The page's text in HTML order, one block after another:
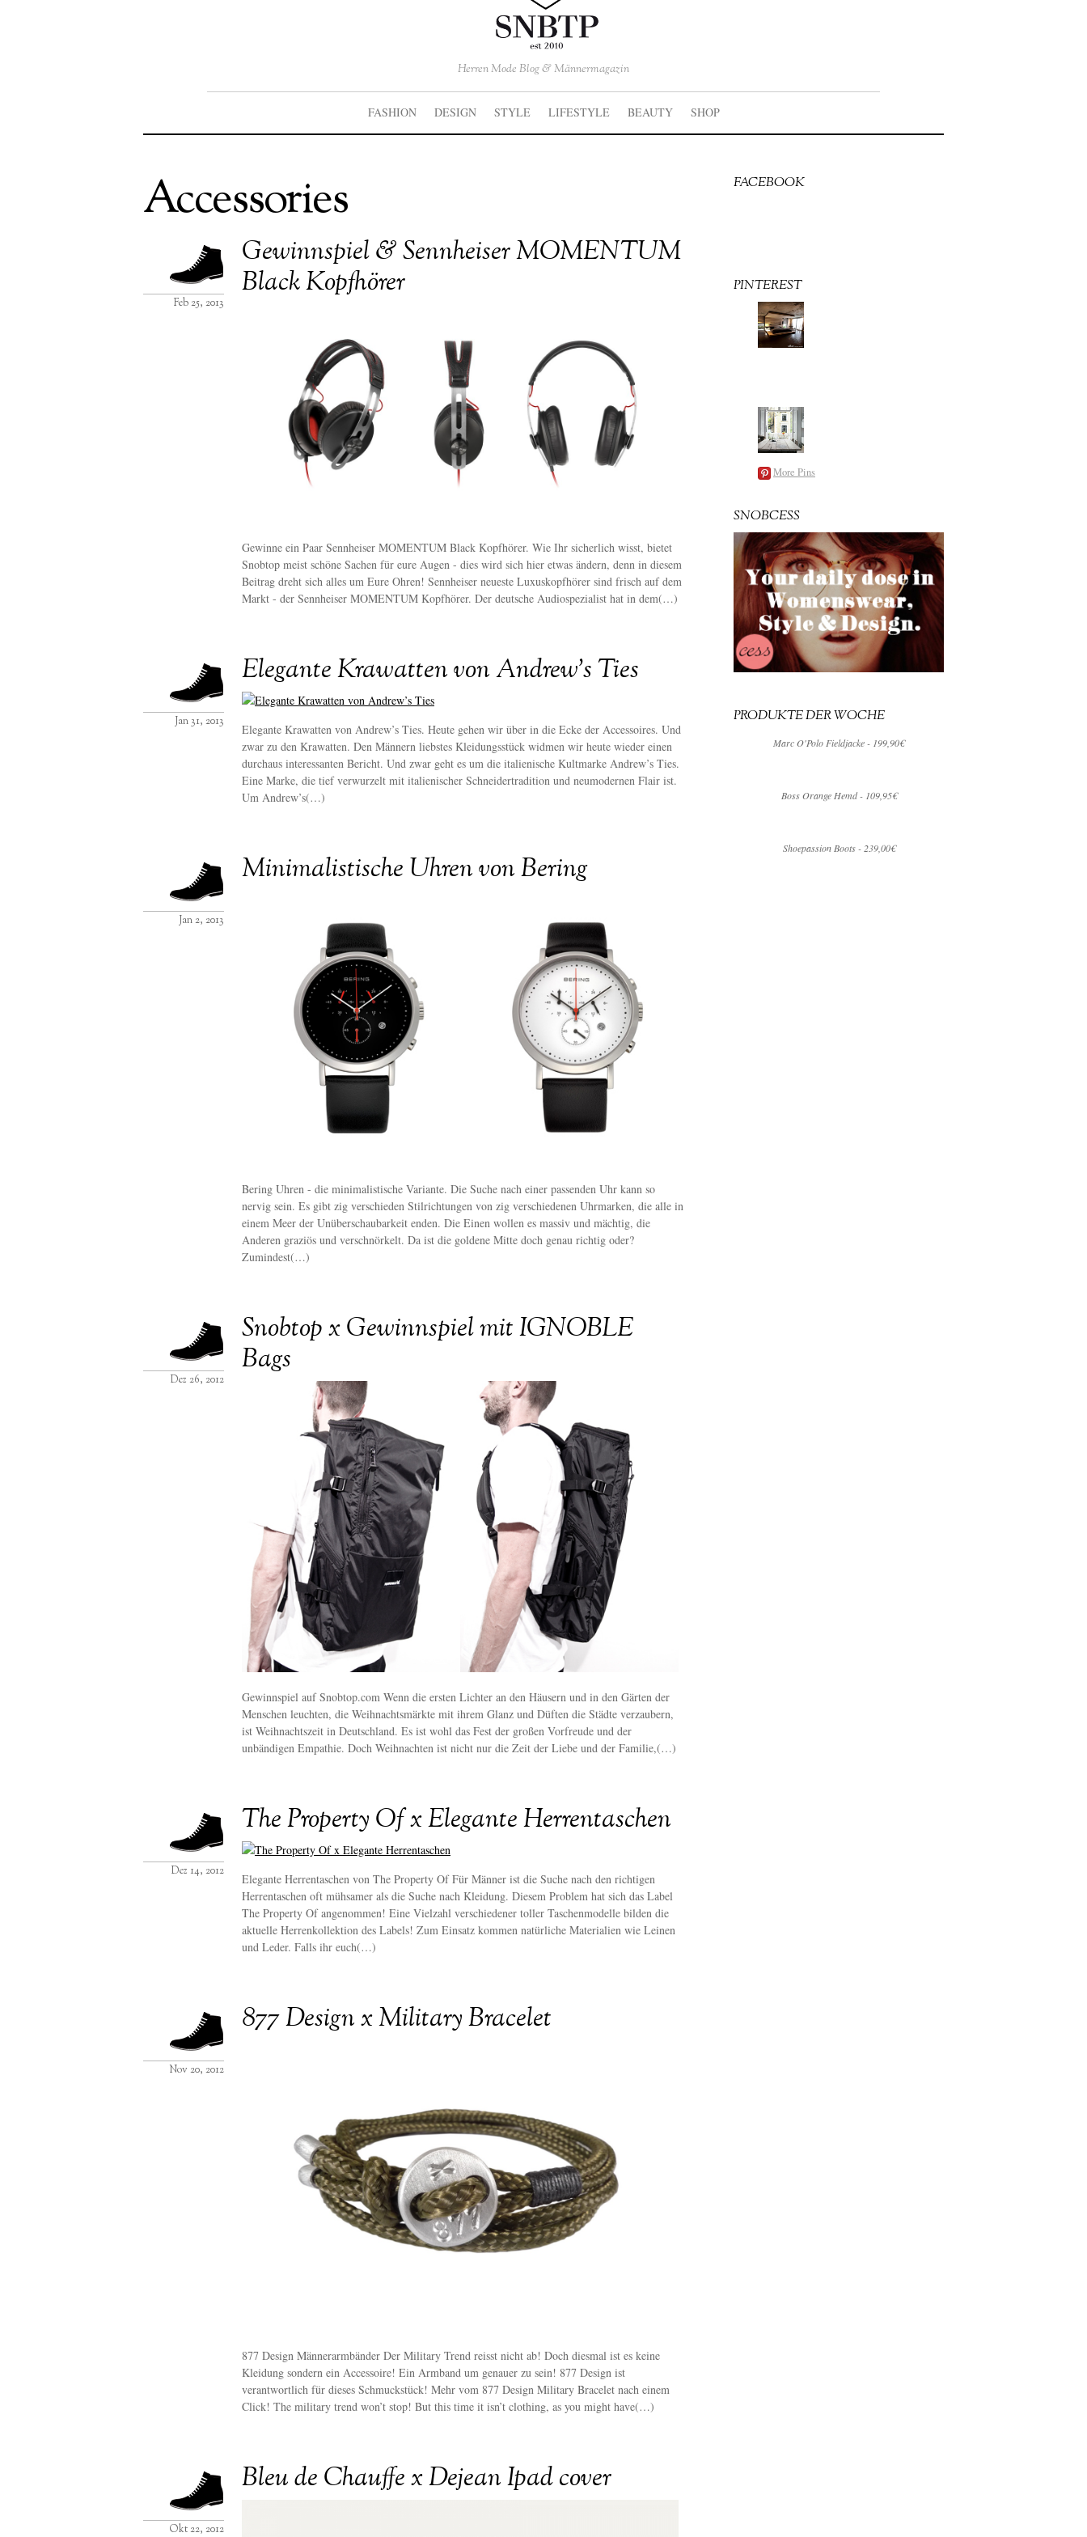
Herren Mode Blog & Männermagazin
FASHION DESIGN STYLE LIFESTYLE BEAUTY SHOP
Accessories
Gewinnspiel & Sennheiser MOMENTUM
Black Kopfhörer
Feb 25, 2013
Gewinne ein Paar Sennheiser MOMENTUM Black Kopfhörer. Wie Ihr sicherlich wisst, bietet
Snobtop meist schöne Sachen für eure Augen - dies wird sich hier etwas ändern, denn in diesem
Beitrag dreht sich alles um Eure Ohren! Sennheiser neueste Luxuskopfhörer sind frisch auf dem
Markt - der Sennheiser MOMENTUM Kopfhörer. Der deutsche Audiospezialist hat in dem(…)
Elegante Krawatten von Andrew’s Ties
Jan 31, 2013
Elegante Krawatten von Andrew’s Ties. Heute gehen wir über in die Ecke der Accessoires. Und
zwar zu den Krawatten. Den Männern liebstes Kleidungsstück widmen wir heute wieder einen
durchaus interessanten Bericht. Und zwar geht es um die italienische Kultmarke Andrew’s Ties.
Eine Marke, die tief verwurzelt mit italienischer Schneidertradition und neumodernen Flair ist.
Um Andrew’s(…)
Minimalistische Uhren von Bering
Jan 2, 2013
Bering Uhren - die minimalistische Variante. Die Suche nach einer passenden Uhr kann so
nervig sein. Es gibt zig verschieden Stilrichtungen von zig verschiedenen Uhrmarken, die alle in
einem Meer der Unüberschaubarkeit enden. Die Einen wollen es massiv und mächtig, die
Anderen graziös und verschnörkelt. Da ist die goldene Mitte doch genau richtig oder?
Zumindest(…)
Snobtop x Gewinnspiel mit IGNOBLE
Bags
Dez 26, 2012
Gewinnspiel auf Snobtop.com Wenn die ersten Lichter an den Häusern und in den Gärten der
Menschen leuchten, die Weihnachtsmärkte mit ihrem Glanz und Düften die Städte verzaubern,
ist Weihnachtszeit in Deutschland. Es ist wohl das Fest der großen Vorfreude und der
unbändigen Empathie. Doch Weihnachten ist nicht nur die Zeit der Liebe und der Familie,(…)
The Property Of x Elegante Herrentaschen
Dez 14, 2012
Elegante Herrentaschen von The Property Of Für Männer ist die Suche nach den richtigen
Herrentaschen oft mühsamer als die Suche nach Kleidung. Diesem Problem hat sich das Label
The Property Of angenommen! Eine Vielzahl verschiedener toller Taschenmodelle bilden die
aktuelle Herrenkollektion des Labels! Zum Einsatz kommen natürliche Materialien wie Leinen
und Leder. Falls ihr euch(…)
877 Design x Military Bracelet
Nov 20, 2012
877 Design Männerarmbänder Der Military Trend reisst nicht ab! Doch diesmal ist es keine
Kleidung sondern ein Accessoire! Ein Armband um genauer zu sein! 877 Design ist
verantwortlich für dieses Schmuckstück! Mehr vom 877 Design Military Bracelet nach einem
Click! The military trend won’t stop! But this time it isn’t clothing, as you might have(…)
Bleu de Chauffe x Dejean Ipad cover
Okt 22, 2012
FACEBOOK
PINTEREST
More Pins
SNOBCESS
PRODUKTE DER WOCHE
Marc O'Polo Fieldjacke - 199,90€
Boss Orange Hemd - 109,95€
Shoepassion Boots - 239,00€